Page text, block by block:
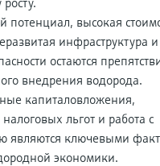
потенциал, высокая
инфраструктура
остаются
внедрения водорода.
капиталовложения,
льгот и работа с
являются ключевыми
экономики.